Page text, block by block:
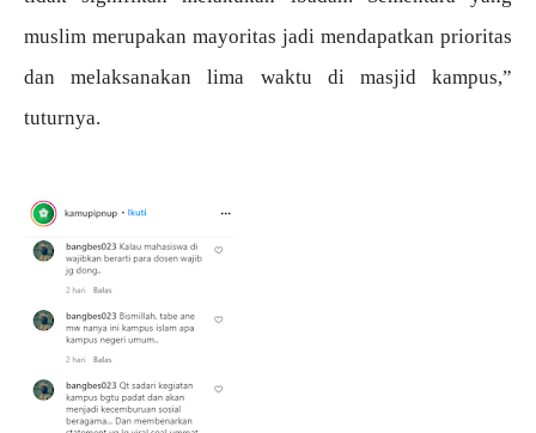
muslim merupakan mayoritas jadi mendapatkan prioritas
dan melaksanakan lima waktu di masjid kampus,”
tuturnya.